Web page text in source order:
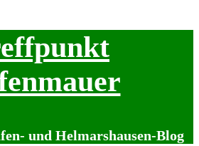
und Helmarshausen-Blog